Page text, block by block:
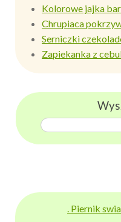
Kolorowe jajka
Chrupiaca
Serniczki
Zapiekanka z
. Piernik